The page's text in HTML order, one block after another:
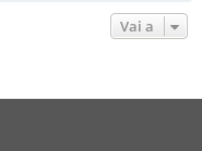
Vai a